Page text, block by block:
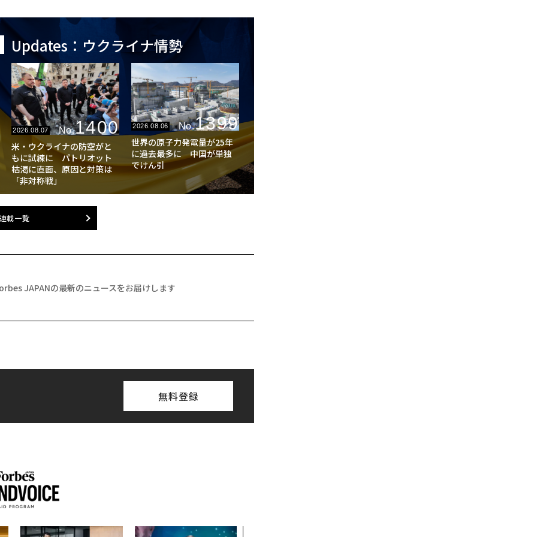
Updates：ウクライナ情勢
2026.08.07 No.1400
米・ウクライナの防空がと
もに試練に パトリオット
枯渇に直面、原因と対策は
「非対称戦」
2026.08.06 No.1399
世界の原子力発電量が25年
に過去最多に 中国が単独
でけん引
載一覧
JAPANの最新のニュースをお届けします
無料登録